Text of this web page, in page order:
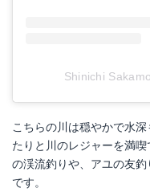
Shinichi
こちらの川は穏やかで水
たりと川のレジャーを満
の渓流釣りや、アユの友
です。